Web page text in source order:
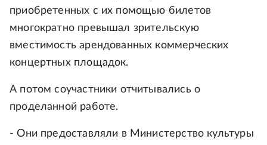
приобретенных с их помощью билетов
многократно превышал зрительскую
вместимость арендованных коммерческих
концертных площадок.
А потом соучастники отчитывались о
проделанной работе.
- Они предоставляли в Министерство культуры